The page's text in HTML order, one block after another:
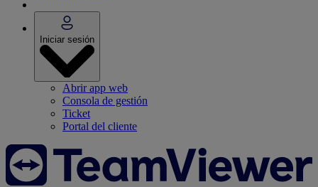
Iniciar sesión
Abrir app web
Consola de gestión
Ticket
Portal del cliente